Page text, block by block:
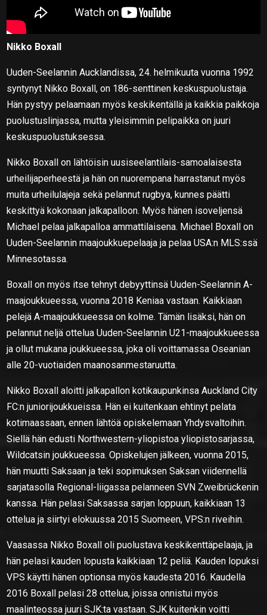
Nikko Boxall
Uuden-Seelannin Aucklandissa, 24. helmikuuta vuonna 1992
syntynyt Nikko Boxall, on 186-senttinen keskuspuolustaja.
Hän pystyy pelaamaan myös keskikentällä ja kaikkia paikkoja
puolustuslinjassa, mutta yleisimmin pelipaikka on juuri
keskuspuolustuksessa.
Nikko Boxall on lähtöisin uusiseelantilais-samoalaisesta
urheilijaperheestä ja hän on nuorempana harrastanut myös
muita urheilulajeja sekä pelannut rugbya, kunnes päätti
keskittyä kokonaan jalkapalloon. Myös hänen isoveljensä
Michael pelaa jalkapalloa ammattilaisena. Michael Boxall on
Uuden-Seelannin maajoukkuepelaaja ja pelaa USA:n MLS:ssä
Minnesotassa.
Boxall on myös itse tehnyt debyyttinsä Uuden-Seelannin A-
maajoukkueessa, vuonna 2018 Keniaa vastaan. Kaikkiaan
pelejä A-maajoukkueessa on kolme. Tämän lisäksi, hän on
pelannut neljä ottelua Uuden-Seelannin U21-maajoukkueessa
ja ollut mukana joukkueessa, joka oli voittamassa Oseanian
alle 20-vuotiaiden maanosanmestaruutta.
Nikko Boxall aloitti jalkapallon kotikaupunkinsa Auckland City
FC:n juniorijoukkueissa. Hän ei kuitenkaan ehtinyt pelata
kotimaassaan, ennen lähtöä opiskelemaan Yhdysvaltoihin.
Siellä hän edusti Northwestern-yliopistoa yliopistosarjassa,
Wildcatsin joukkueessa. Opiskelujen jälkeen, vuonna 2015,
hän muutti Saksaan ja teki sopimuksen Saksan viidennellä
sarjatasolla Regional-liigassa pelanneen SVN Zweibrückenin
kanssa. Hän pelasi Saksassa sarjan loppuun, kaikkiaan 13
ottelua ja siirtyi elokuussa 2015 Suomeen, VPS:n riveihin.
Vaasassa Nikko Boxall oli puolustava keskikenttäpelaaja, ja
hän pelasi kauden lopusta kaikkiaan 12 peliä. Kauden lopuksi
VPS käytti hänen optionsa myös kaudesta 2016. Kaudella
2016 Boxall pelasi 28 ottelua, joissa onnistui myös
maalinteossa juuri SJK:ta vastaan. SJK kuitenkin voitti